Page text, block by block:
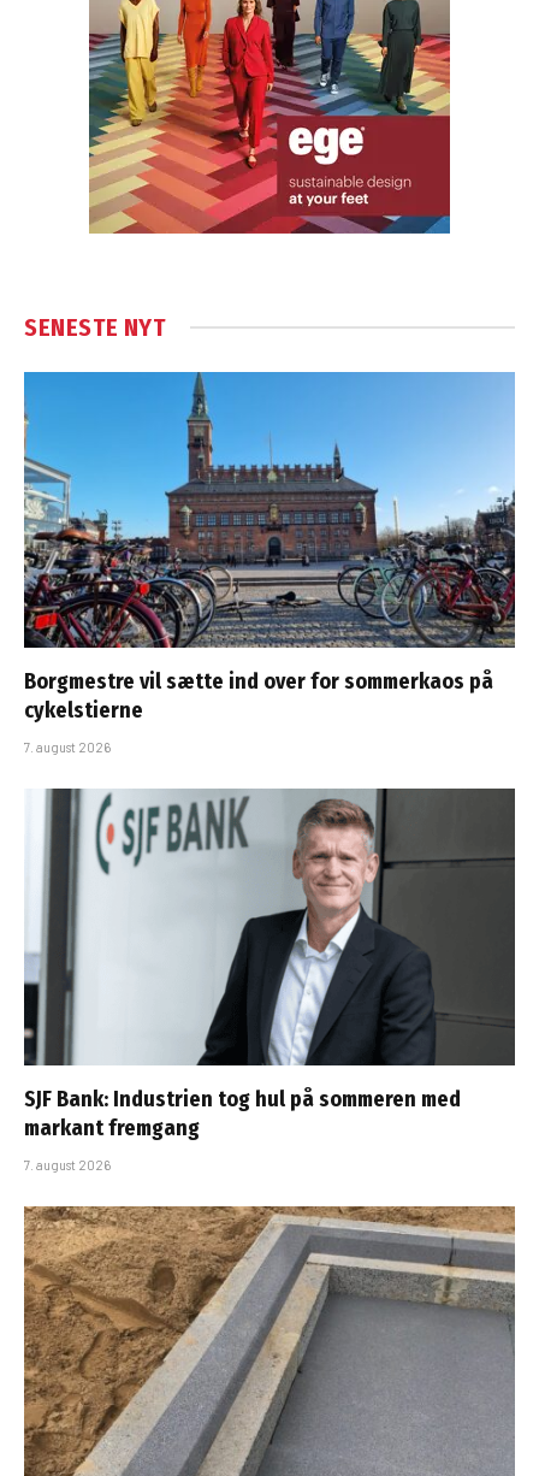
SENESTE NYT
Borgmestre vil sætte ind over for sommerkaos på
cykelstierne
7. august 2026
SJF Bank: Industrien tog hul på sommeren med
markant fremgang
7. august 2026